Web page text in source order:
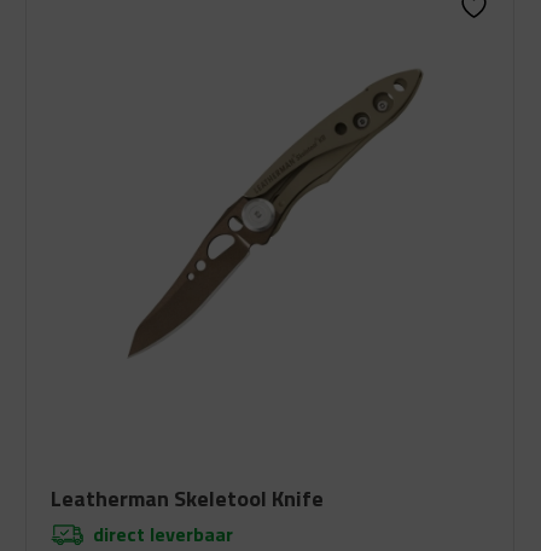
Leatherman Skeletool Knife
direct leverbaar